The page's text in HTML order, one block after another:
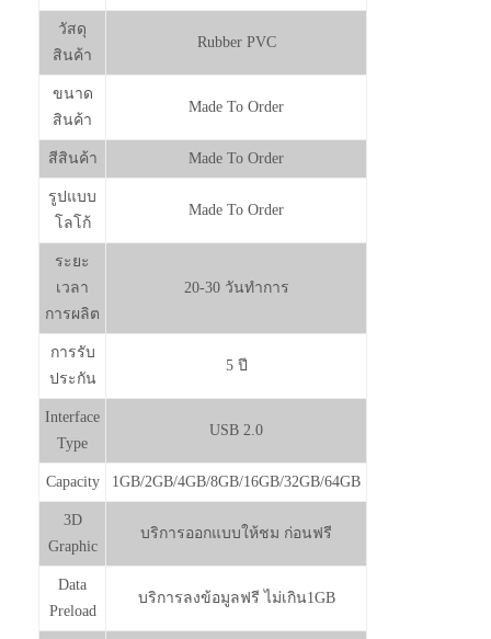
วัสดุ
สินค้า
Rubber PVC
ขนาด
สินค้า
Made To Order
สีสินค้า Made To Order
รูปแบบ
โลโก้
Made To Order
ระยะ
เวลา
การผลิต
20-30 วันทำการ
การรับ
ประกัน
5 ปี
Interface
Type
USB 2.0
Capacity 1GB/2GB/4GB/8GB/16GB/32GB/64GB
3D
Graphic
บริการออกแบบให้ชม ก่อนฟรี
Data
Preload
บริการลงข้อมูลฟรี ไม่เกิน1GB